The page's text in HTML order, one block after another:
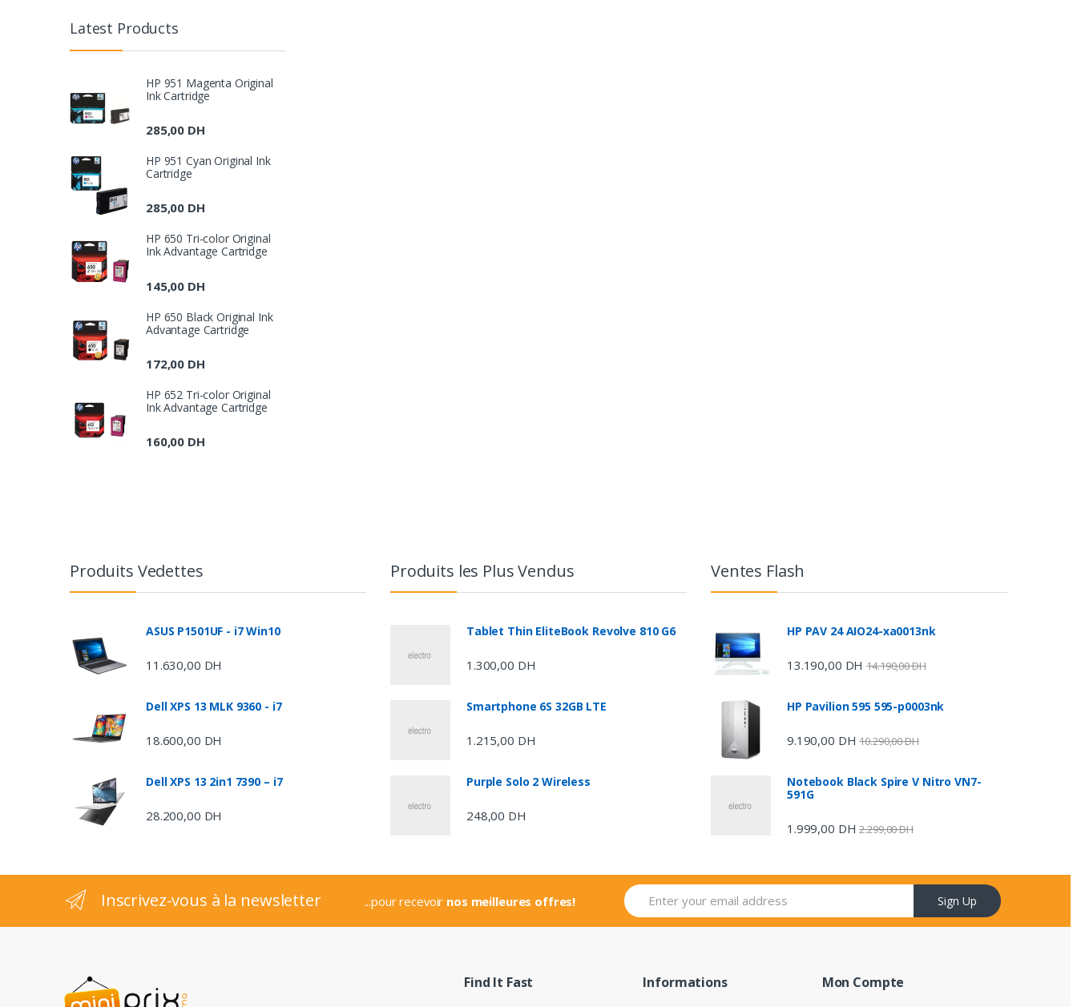
Latest Products
HP 951 Magenta Original
Ink Cartridge
285,00 DH
HP 951 Cyan Original Ink
Cartridge
285,00 DH
HP 650 Tri-color Original
Ink Advantage Cartridge
145,00 DH
HP 650 Black Original Ink
Advantage Cartridge
172,00 DH
HP 652 Tri-color Original
Ink Advantage Cartridge
160,00 DH
e
Produits Vedettes
ASUS P1501UF - i7 Win10
11.630,00 DH
Dell XPS 13 MLK 9360 - i7
18.600,00 DH
Dell XPS 13 2in1 7390 – i7
28.200,00 DH
Produits les Plus Vendus
Tablet Thin EliteBook Revolve 810 G6
1.300,00 DH
Smartphone 6S 32GB LTE
1.215,00 DH
Purple Solo 2 Wireless
248,00 DH
Ventes Flash
HP PAV 24 AIO24-xa0013nk
13.190,00 DH 14.190,00DH
HP Pavilion 595 595-p0003nk
9.190,00 DH 10.290,00DH
Notebook Black Spire V Nitro VN7-
591G
1.999,00 DH 2.299,00DH
Inscrivez-vous à la newsletter ...pour recevoir nos meilleures offres! Sign Up
Find It Fast Informations Mon Compte